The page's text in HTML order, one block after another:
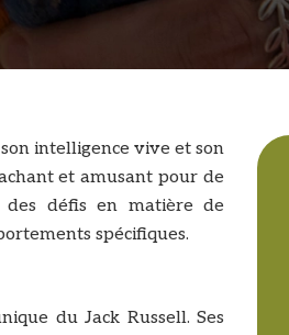
intelligence vive et son
et amusant pour de
des défis en matière de
spécifiques.
du Jack Russell. Ses